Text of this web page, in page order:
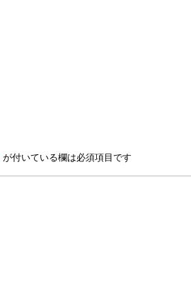
が付いている欄は必須項目です